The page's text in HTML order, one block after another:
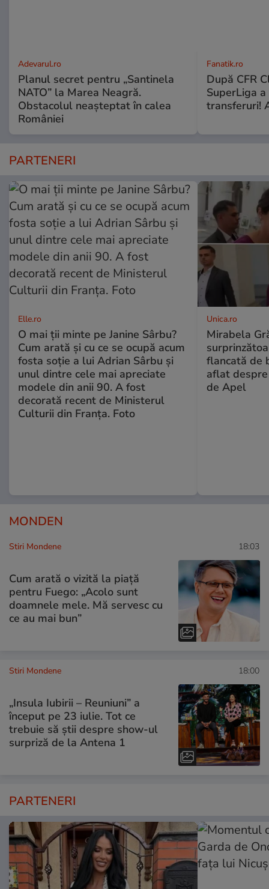
Adevarul.ro
Planul secret pentru „Santinela
NATO” la Marea Neagră.
Obstacolul neașteptat în calea
României
Fanatik.ro
După CFR
SuperLiga
transferuri!
PARTENERI
Elle.ro
O mai ții minte pe Janine Sârbu?
Cum arată și cu ce se ocupă acum
fosta soție a lui Adrian Sârbu și
unul dintre cele mai apreciate
modele din anii 90. A fost
decorată recent de Ministerul
Culturii din Franța. Foto
Unica.ro
Mirabela
flancată de
aflat
de Apel
MONDEN
Stiri Mondene 18:03
Cum arată o vizită la piață
pentru Fuego: „Acolo sunt
doamnele mele. Mă servesc cu
ce au mai bun”
Stiri Mondene 18:00
„Insula Iubirii – Reuniuni” a
început pe 23 iulie. Tot ce
trebuie să știi despre show-ul
surpriză de la Antena 1
PARTENERI